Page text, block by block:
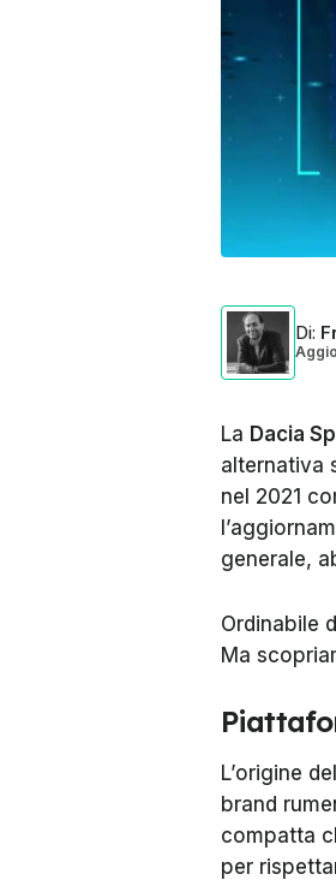
Di:
La Dacia
alternativa
nel 2021
generale,
Ordinabile
Ma
L’origine
brand
compatta
per